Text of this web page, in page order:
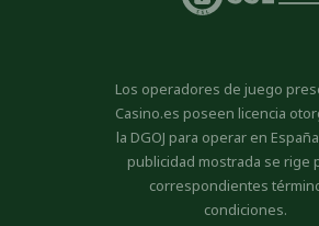
Los operadores de juego
Casino.es poseen licencia
la DGOJ para operar en
publicidad mostrada se rige
correspondientes
condiciones.